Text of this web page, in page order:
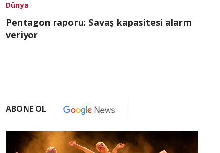
Dünya
Pentagon raporu: Savaş kapasitesi alarm
veriyor
ABONE OL